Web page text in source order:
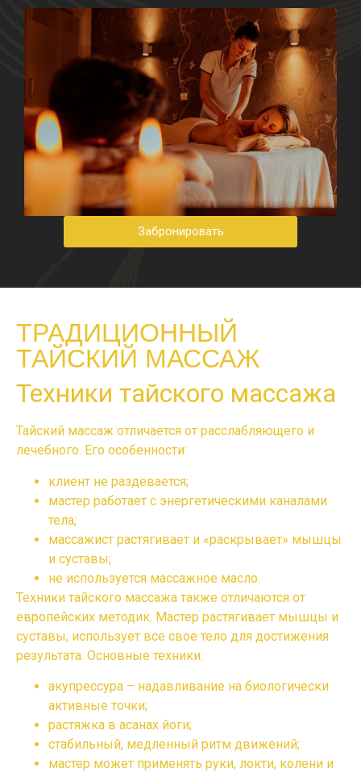
Забронировать
ТРАДИЦИОННЫЙ
ТАЙСКИЙ МАССАЖ
Техники тайского массажа
Тайский массаж отличается от расслабляющего и
лечебного. Его особенности:
клиент не раздевается;
мастер работает с энергетическими каналами
тела;
массажист растягивает и «раскрывает» мышцы
и суставы;
не используется массажное масло.
Техники тайского массажа также отличаются от
европейских методик. Мастер растягивает мышцы и
суставы, использует все свое тело для достижения
результата. Основные техники:
акупрессура – надавливание на биологически
активные точки;
растяжка в асанах йоги;
стабильный, медленный ритм движений;
мастер может применять руки, локти, колени и